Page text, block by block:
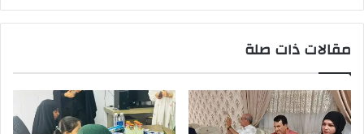
مقالات ذات صلة